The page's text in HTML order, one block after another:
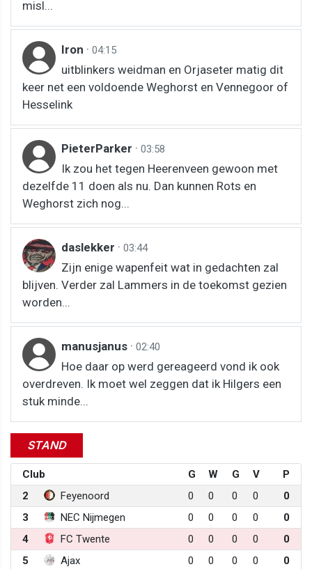
misl...
Iron · 04:15
uitblinkers weidman en Orjaseter matig dit
keer net een voldoende Weghorst en Vennegoor of
Hesselink
PieterParker · 03:58
Ik zou het tegen Heerenveen gewoon met
dezelfde 11 doen als nu. Dan kunnen Rots en
Weghorst zich nog...
daslekker · 03:44
Zijn enige wapenfeit wat in gedachten zal
blijven. Verder zal Lammers in de toekomst gezien
worden...
manusjanus · 02:40
Hoe daar op werd gereageerd vond ik ook
overdreven. Ik moet wel zeggen dat ik Hilgers een
stuk minde...
STAND
Club G W G V
P
2
Feyenoord 0 0 0 0
0
3
NEC Nijmegen 0 0 0 0
0
4
FC Twente 0 0 0 0
0
5
Ajax 0 0 0 0
0